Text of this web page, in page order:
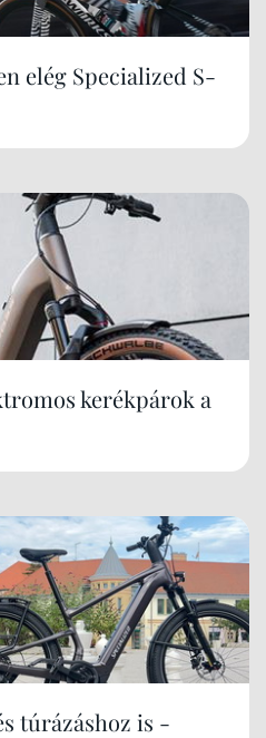
elég Specialized S-
kerékpárok a
túrázáshoz is -